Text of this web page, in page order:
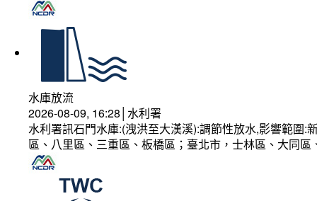
水庫放流
2026-08-09, 16:28│水利署
水利署訊石門水庫:(洩洪至大漢溪):調節性放水,影響範圍
區、八里區、三重區、板橋區；臺北市，士林區、大同